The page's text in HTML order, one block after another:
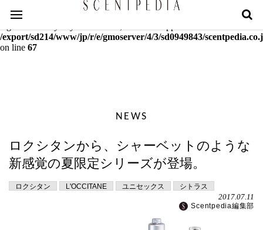
Warning
: mcrypt_decrypt(): Key of size 18 not supported by this
/export/sd214/www/jp/r/e/gmoserver/4/3/sd0949843/
on line 67
NEWS
ロクシタンから、シャーベットのような
新感覚の夏限定シリーズが登場。
ロクシタン L'OCCITANE ユニセックス シトラス
2017.07.11
Scentpedia編集部